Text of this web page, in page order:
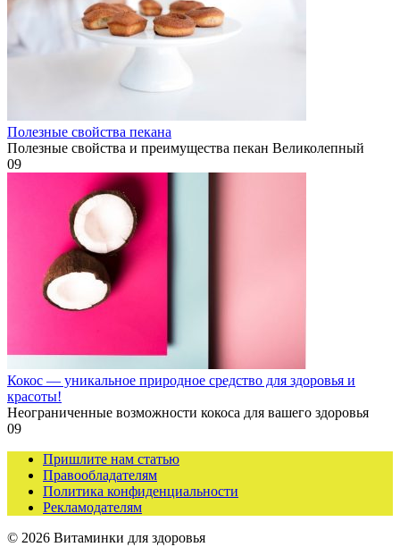
Полезные свойства пекана
Полезные свойства и преимущества пекан Великолепный
09
Кокос — уникальное природное средство для здоровья и
красоты!
Неограниченные возможности кокоса для вашего здоровья
09
Пришлите нам статью
Правообладателям
Политика конфиденциальности
Рекламодателям
© 2026 Витаминки для здоровья